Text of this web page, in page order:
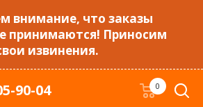
внимание, что заказы
принимаются! Приносим
извинения.
90-04 0